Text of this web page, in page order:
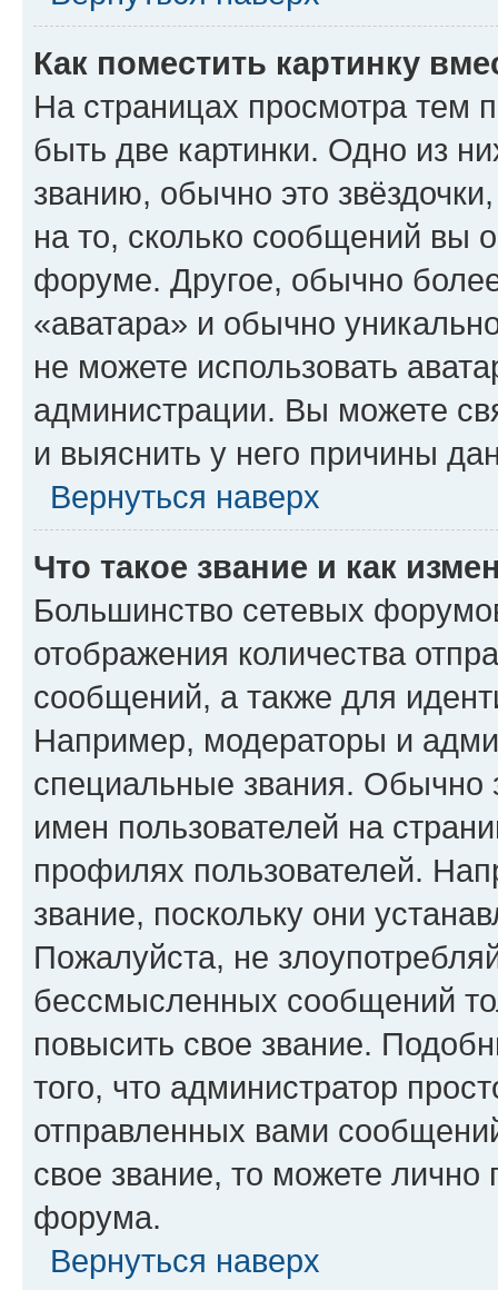
Как поместить картинку
На страницах просмотра тем
быть две картинки. Одно из
званию, обычно это
на то, сколько сообщений вы
форуме. Другое, обычно
«аватара» и обычно
не можете использовать
администрации. Вы можете
и выяснить у него причины
Вернуться наверх
Что такое звание и как
Большинство сетевых
отображения количества
сообщений, а также для
Например, модераторы и
специальные звания. Обычно
имен пользователей на
профилях пользователей.
звание, поскольку они
Пожалуйста, не
бессмысленных сообщений
повысить свое звание.
того, что администратор
отправленных вами
свое звание, то можете лично
форума.
Вернуться наверх